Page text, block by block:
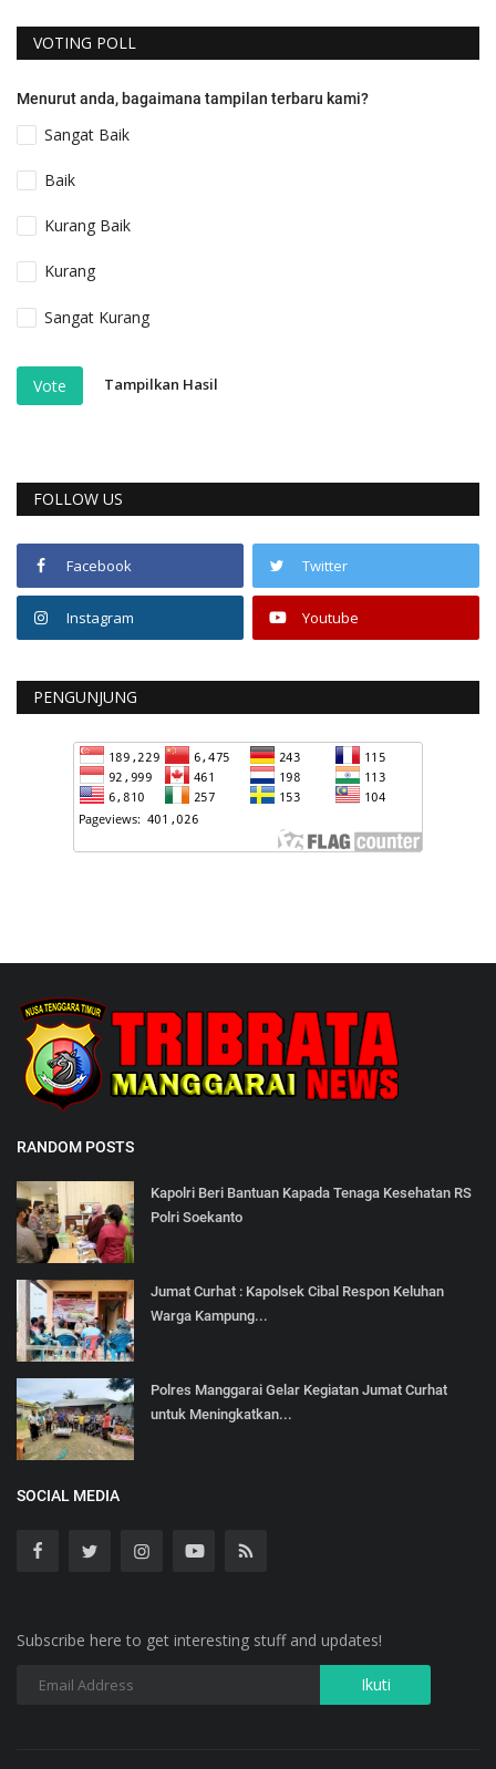
VOTING POLL
Menurut anda, bagaimana tampilan terbaru kami?
Sangat Baik
Baik
Kurang Baik
Kurang
Sangat Kurang
Vote Tampilkan Hasil
FOLLOW US
Facebook Twitter
Instagram Youtube
PENGUNJUNG
RANDOM POSTS
Kapolri Beri Bantuan Kapada Tenaga Kesehatan RS
Polri Soekanto
Jumat Curhat : Kapolsek Cibal Respon Keluhan
Warga Kampung...
Polres Manggarai Gelar Kegiatan Jumat Curhat
untuk Meningkatkan...
SOCIAL MEDIA
Subscribe here to get interesting stuff and updates!